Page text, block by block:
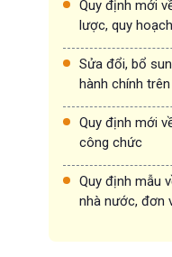
Quy định mới
lược, quy
Sửa đổi, bổ
hành chính
Quy định mới
công chức
Quy định mẫu
nhà nước, đơn